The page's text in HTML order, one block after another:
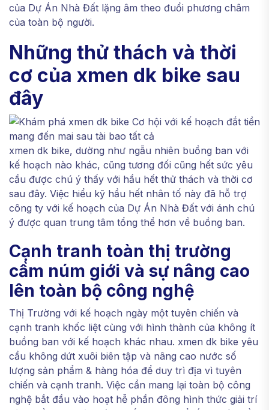
của Dự Án Nhà Đất lặng âm theo đuổi phương châm
của toàn bộ người.
Những thử thách và thời
cơ của xmen dk bike sau
đây
xmen dk bike, dường như ngẫu nhiên buồng ban với
kế hoạch nào khác, cũng tương đối cũng hết sức yêu
cầu được chú ý thấy với hầu hết thử thách và thời cơ
sau đây. Việc hiểu kỹ hầu hết nhân tố này đã hỗ trợ
công ty với kế hoạch của Dự Án Nhà Đất với ánh chú
ý được quan trung tâm tổng thể hơn về buồng ban.
Cạnh tranh toàn thị trường
cầm núm giới và sự nâng cao
lên toàn bộ công nghệ
Thị Trường với kế hoạch ngày một tuyên chiến và
cạnh tranh khốc liệt cùng với hình thành của không ít
buồng ban với kế hoạch khác nhau. xmen dk bike yêu
cầu không dứt xuôi biên tập và nâng cao nước số
lượng sản phẩm & hàng hóa để duy trì địa vì tuyên
chiến và cạnh tranh. Việc cần mang lại toàn bộ công
nghệ bắt đầu vào hoạt hễ phần đông hình thức giải trí